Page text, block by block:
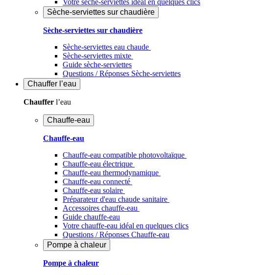
Votre sèche-serviettes idéal en quelques clics
Sèche-serviettes sur chaudière
Sèche-serviettes sur chaudière
Sèche-serviettes eau chaude
Sèche-serviettes mixte
Guide sèche-serviettes
Questions / Réponses Sèche-serviettes
Chauffer l’eau
Chauffer l’eau
Chauffe-eau
Chauffe-eau
Chauffe-eau compatible photovoltaïque
Chauffe-eau électrique
Chauffe-eau thermodynamique
Chauffe-eau connecté
Chauffe-eau solaire
Préparateur d'eau chaude sanitaire
Accessoires chauffe-eau
Guide chauffe-eau
Votre chauffe-eau idéal en quelques clics
Questions / Réponses Chauffe-eau
Pompe à chaleur
Pompe à chaleur